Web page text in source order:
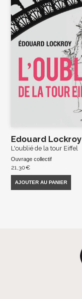
Edouard Lockroy
L'oublié de la tour Eiffel
Ouvrage collectif
21,30€
AJOUTER AU PANIER